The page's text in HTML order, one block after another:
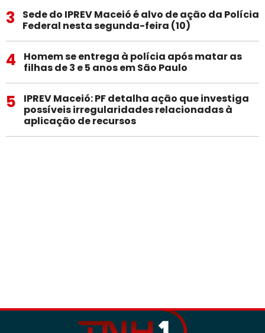
3
Sede do IPREV Maceió é alvo de ação da Polícia
Federal nesta segunda-feira (10)
4
Homem se entrega à polícia após matar as
filhas de 3 e 5 anos em São Paulo
5
IPREV Maceió: PF detalha ação que investiga
possíveis irregularidades relacionadas à
aplicação de recursos